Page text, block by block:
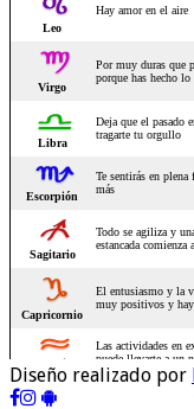
Diseño realizado por